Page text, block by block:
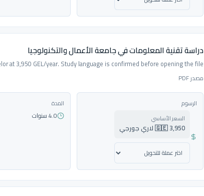
دراسة تقنية المعلومات في جامعة الأعمال والتكنولوجيا
at 3,950 GEL/year. Study language is confirmed before opening the file.
مصدر PDF
الرسوم
السعر الأساسي
🇬🇪 3,950 لاري جورجي
المدة
4.0 سنوات